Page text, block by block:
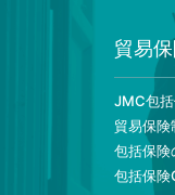
貿易
JMC包
貿易保険
包括保険
包括保険